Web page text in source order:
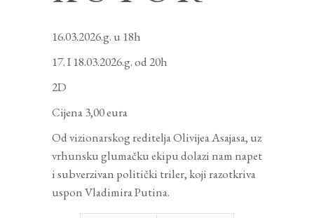
16.03.2026.g. u 18h
17. I 18.03.2026.g. od 20h
2D
Cijena 3,00 eura
Od vizionarskog reditelja Olivijea Asajasa, uz
vrhunsku glumačku ekipu dolazi nam napet
i subverzivan politički triler, koji razotkriva
uspon Vladimira Putina.